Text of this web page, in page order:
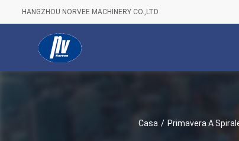
HANGZHOU NORVEE MACHINERY CO.,LTD
Casa / Primavera A